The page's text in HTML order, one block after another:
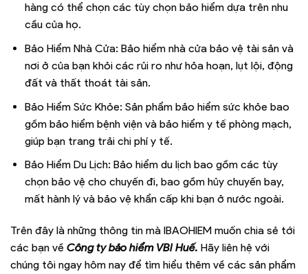
hàng có thể chọn các tùy chọn bảo hiểm dựa trên nhu
cầu của họ.
Bảo Hiểm Nhà Cửa: Bảo hiểm nhà cửa bảo vệ tài sản và
nơi ở của bạn khỏi các rủi ro như hỏa hoạn, lụt lội, động
đất và thất thoát tài sản.
Bảo Hiểm Sức Khỏe: Sản phẩm bảo hiểm sức khỏe bao
gồm bảo hiểm bệnh viện và bảo hiểm y tế phòng mạch,
giúp bạn trang trải chi phí y tế.
Bảo Hiểm Du Lịch: Bảo hiểm du lịch bao gồm các tùy
chọn bảo vệ cho chuyến đi, bao gồm hủy chuyến bay,
mất hành lý và bảo vệ khẩn cấp khi bạn ở nước ngoài.
Trên đây là những thông tin mà IBAOHIEM muốn chia sẻ tới
các bạn về Công ty bảo hiểm VBI Huế. Hãy liên hệ với
chúng tôi ngay hôm nay để tìm hiểu thêm về các sản phẩm